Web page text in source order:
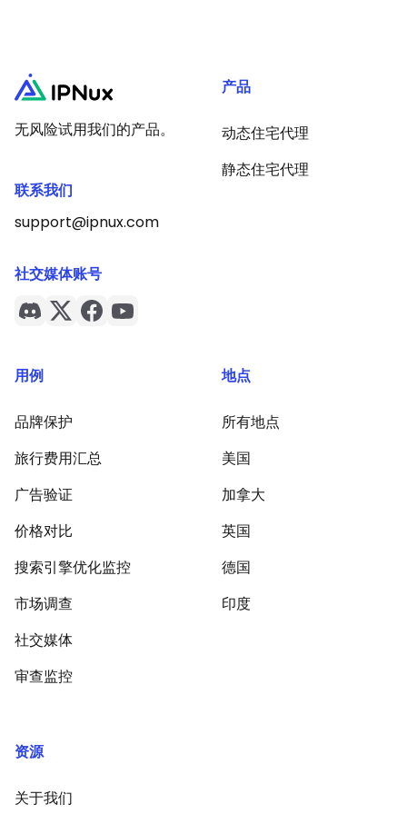
无风险试用我们的产品。
联系我们
support@ipnux.com
社交媒体账号
产品
动态住宅代理
静态住宅代理
用例
品牌保护
旅行费用汇总
广告验证
价格对比
搜索引擎优化监控
市场调查
社交媒体
审查监控
地点
所有地点
美国
加拿大
英国
德国
印度
资源
关于我们